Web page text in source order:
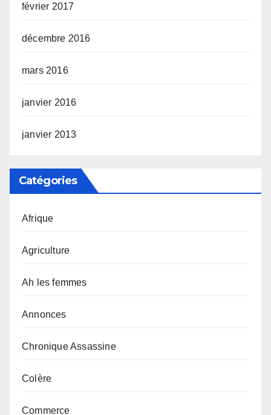
février 2017
décembre 2016
mars 2016
janvier 2016
janvier 2013
Catégories
Afrique
Agriculture
Ah les femmes
Annonces
Chronique Assassine
Colère
Commerce